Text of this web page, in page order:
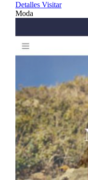
Detalles Visitar
Moda